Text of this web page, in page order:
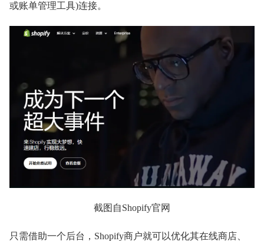
或账单管理工具)连接。
截图自Shopify官网
只需借助一个后台，Shopify商户就可以优化其在线商店、